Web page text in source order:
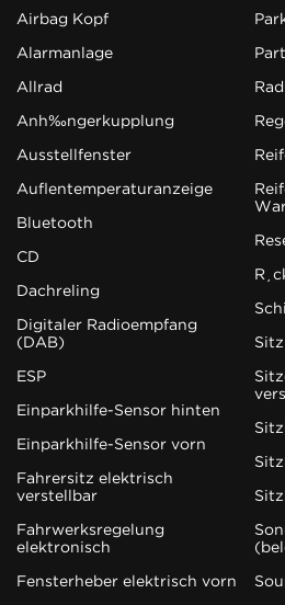
Airbag Kopf
Alarmanlage
Allrad
Anhängerkupplung
Ausstellfenster
Außentemperaturanzeige
Bluetooth
CD
Dachreling
Digitaler Radioempfang
(DAB)
ESP
Einparkhilfe-Sensor hinten
Einparkhilfe-Sensor vorn
Fahrersitz elektrisch
verstellbar
Fahrwerksregelung
elektronisch
Fensterheber elektrisch vorn